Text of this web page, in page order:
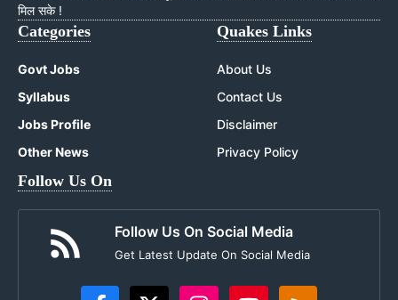
मिल सके !
Categories
Govt Jobs
Syllabus
Jobs Profile
Other News
Quakes Links
About Us
Contact Us
Disclaimer
Privacy Policy
Follow Us On
Follow Us On Social Media
Get Latest Update On Social Media